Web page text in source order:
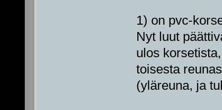
1) on pvc-
Nyt luut
ulos korsetista,
toisesta
(yläreuna, ja